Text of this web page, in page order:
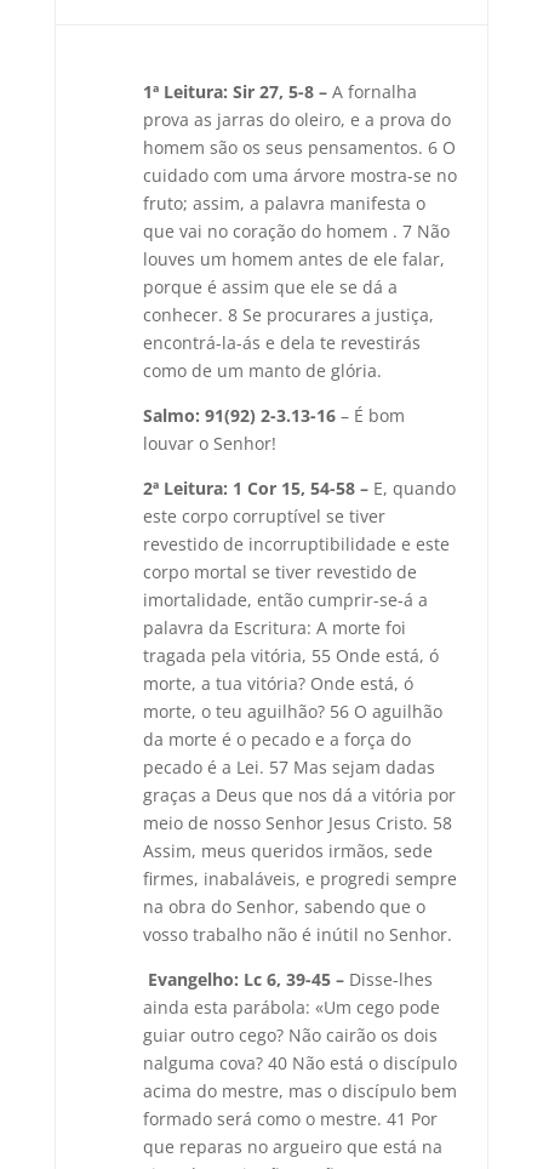
1ª Leitura: Sir 27, 5-8 – A fornalha
prova as jarras do oleiro, e a prova do
homem são os seus pensamentos. 6 O
cuidado com uma árvore mostra-se no
fruto; assim, a palavra manifesta o
que vai no coração do homem . 7 Não
louves um homem antes de ele falar,
porque é assim que ele se dá a
conhecer. 8 Se procurares a justiça,
encontrá-la-ás e dela te revestirás
como de um manto de glória.
Salmo: 91(92) 2-3.13-16– É bom
louvar o Senhor!
2ª Leitura: 1 Cor 15, 54-58 – E, quando
este corpo corruptível se tiver
revestido de incorruptibilidade e este
corpo mortal se tiver revestido de
imortalidade, então cumprir-se-á a
palavra da Escritura: A morte foi
tragada pela vitória, 55 Onde está, ó
morte, a tua vitória? Onde está, ó
morte, o teu aguilhão? 56 O aguilhão
da morte é o pecado e a força do
pecado é a Lei. 57 Mas sejam dadas
graças a Deus que nos dá a vitória por
meio de nosso Senhor Jesus Cristo. 58
Assim, meus queridos irmãos, sede
firmes, inabaláveis, e progredi sempre
na obra do Senhor, sabendo que o
vosso trabalho não é inútil no Senhor.
Evangelho: Lc 6, 39-45 – Disse-lhes
ainda esta parábola: «Um cego pode
guiar outro cego? Não cairão os dois
nalguma cova? 40 Não está o discípulo
acima do mestre, mas o discípulo bem
formado será como o mestre. 41 Por
que reparas no argueiro que está na